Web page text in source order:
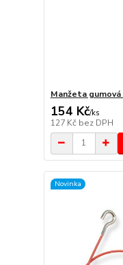
Manžeta gumová
154 Kč/ks
127 Kč bez DPH
Novinka